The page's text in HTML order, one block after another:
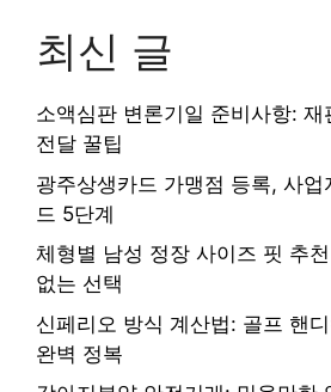
최신 글
소액심판 변론기일 준비사항:
전달 꿀팁
광주상생카드 가맹점 등록, 사업
드 5단계
체형별 남성 정장 사이즈 핏 추
없는 선택
신페리오 방식 계산법: 골프 핸
완벽 정복